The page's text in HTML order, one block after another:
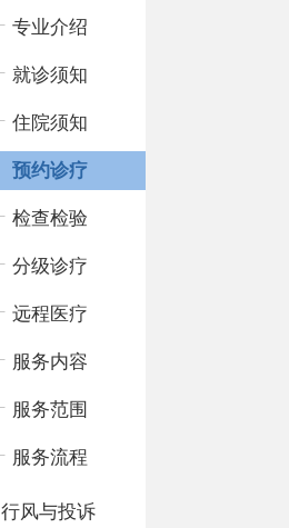
专业介绍
就诊须知
住院须知
预约诊疗
检查检验
分级诊疗
远程医疗
服务内容
服务范围
服务流程
行风与投诉